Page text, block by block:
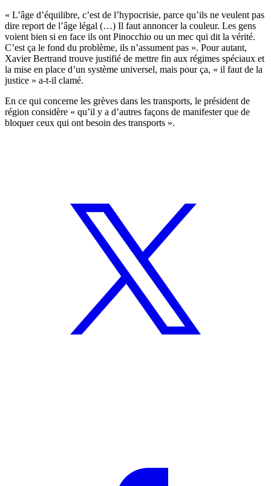
« L’âge d’équilibre, c’est de l’hypocrisie, parce qu’ils ne veulent pas
dire report de l’âge légal (…) Il faut annoncer la couleur. Les gens
voient bien si en face ils ont Pinocchio ou un mec qui dit la vérité.
C’est ça le fond du problème, ils n’assument pas ». Pour autant,
Xavier Bertrand trouve justifié de mettre fin aux régimes spéciaux et
la mise en place d’un système universel, mais pour ça, « il faut de la
justice » a-t-il clamé.
En ce qui concerne les grèves dans les transports, le président de
région considère « qu’il y a d’autres façons de manifester que de
bloquer ceux qui ont besoin des transports ».